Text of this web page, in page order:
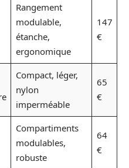
Rangement
modulable,
étanche,
ergonomique
147
€
Compact, léger,
nylon
imperméable
65
€
Compartiments
modulables,
robuste
64
€